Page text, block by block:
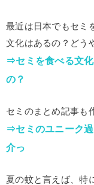
最近は日本でもセミ
文化はあるの？どう
⇒セミを食べる文
の？
セミのまとめ記事も
⇒セミのユニーク
介っ
夏の蚊と言えば、特